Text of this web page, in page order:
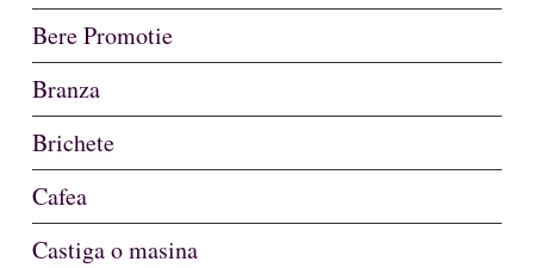
Bere Promotie
Branza
Brichete
Cafea
Castiga o masina